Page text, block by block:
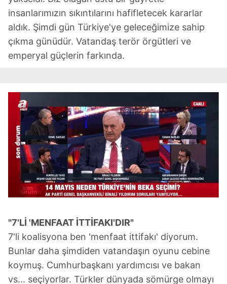
Metnimizi
ziyaret edebilirsiniz.
6698 sayılı Kişisel Verilerin Korunması Kanunu uyarınca
hazırlanmış Aydınlatma Metnimizi okumak ve sitemizde
ilgili mevzuata uygun olarak kullanılan çerezlerle ilgili bilgi
insanlarımızın sıkıntılarını hafifletecek kararlar
aldık. Şimdi gün Türkiye'ye geleceğimize sahip
çıkma günüdür. Vatandaş terör örgütleri ve
emperyal güçlerin farkında.
"7'Lİ 'MENFAAT İTTİFAKI'DIR"
7'li koalisyona ben 'menfaat ittifakı' diyorum.
Bunlar daha şimdiden vatandaşın oyunu cebine
koymuş. Cumhurbaşkanı yardımcısı ve bakan
vs... seçiyorlar. Türkler dünyada sömürge olmayı